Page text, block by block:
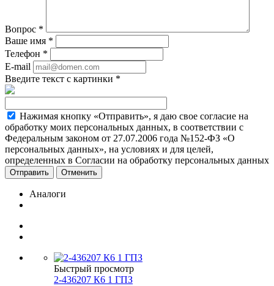
Вопрос *
Ваше имя *
Телефон *
E-mail
Введите текст с картинки *
Нажимая кнопку «Отправить», я даю свое согласие на
обработку моих персональных данных, в соответствии с
Федеральным законом от 27.07.2006 года №152-ФЗ «О
персональных данных», на условиях и для целей,
определенных в Согласии на обработку персональных данных
Отменить
Аналоги
Быстрый просмотр
2-436207 К6 1 ГПЗ